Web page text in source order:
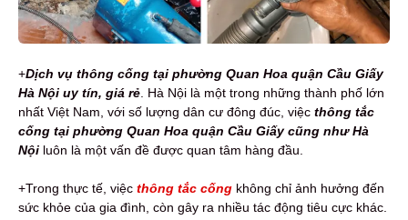
+Dịch vụ thông cống tại phường Quan Hoa quận Cầu Giấy
Hà Nội uy tín, giá rẻ . Hà Nội là một trong những thành phố lớn
nhất Việt Nam, với số lượng dân cư đông đúc, việc thông tắc
cống tại phường Quan Hoa quận Cầu Giấy cũng như Hà
Nội luôn là một vấn đề được quan tâm hàng đầu.
+Trong thực tế, việc thông tắc cống không chỉ ảnh hưởng đến
sức khỏe của gia đình, còn gây ra nhiều tác động tiêu cực khác.